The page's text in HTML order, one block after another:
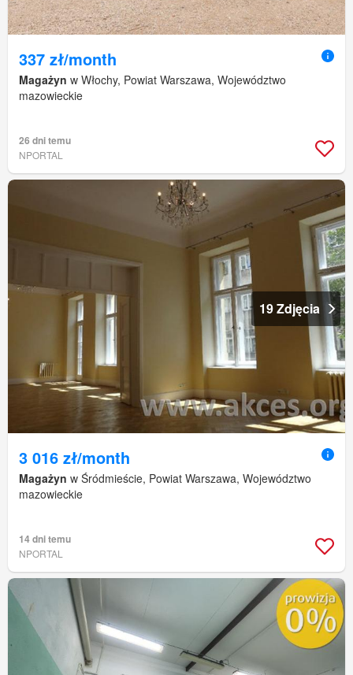
337 zł/month
Magażyn w Włochy, Powiat Warszawa, Województwo
mazowieckie
26 dni temu
NPORTAL
19 Zdjęcia
3 016 zł/month
Magażyn w Śródmieście, Powiat Warszawa, Województwo
mazowieckie
14 dni temu
NPORTAL